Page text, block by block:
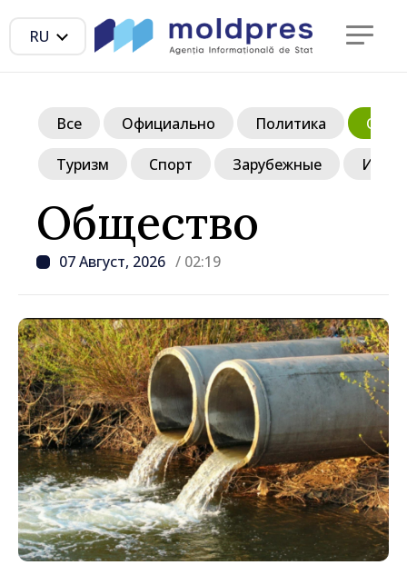
RU
Общество
07 Август, 2026 / 02:19
Все Официально Политика
Туризм Спорт Зарубежные